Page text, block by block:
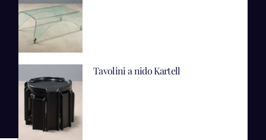
Tavolini a nido Kartell